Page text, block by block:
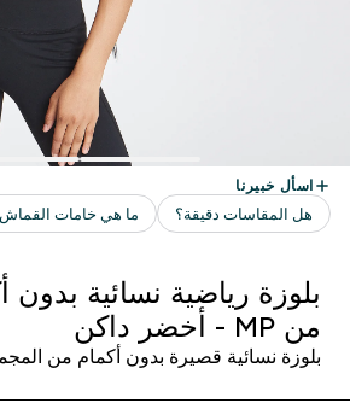
من MP ‏- أخضر داكن
بلوزة نسائية قصيرة بدون أكمام من